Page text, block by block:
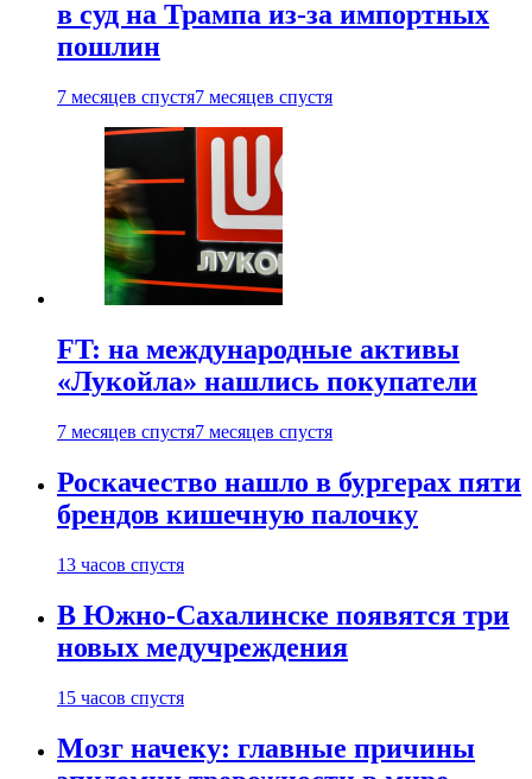
в суд на Трампа из-за импортных
пошлин
7 месяцев спустя7 месяцев спустя
FT: на международные активы
«Лукойла» нашлись покупатели
7 месяцев спустя7 месяцев спустя
Роскачество нашло в бургерах пяти
брендов кишечную палочку
13 часов спустя
В Южно-Сахалинске появятся три
новых медучреждения
15 часов спустя
Мозг начеку: главные причины